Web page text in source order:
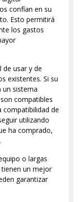
confían en su
Esto permitirá
los gastos
de usar y de
existentes. Si su
un sistema
compatibles
compatibilidad de
utilizando
ha comprado,
o largas
un mejor
garantizar